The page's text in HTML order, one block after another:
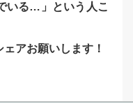
いる…」という人こ
アお願いします！